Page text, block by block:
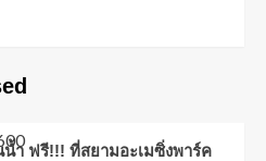
น้ำ ฟรี!!! ที่สยามอะเมซิ่งพาร์ค